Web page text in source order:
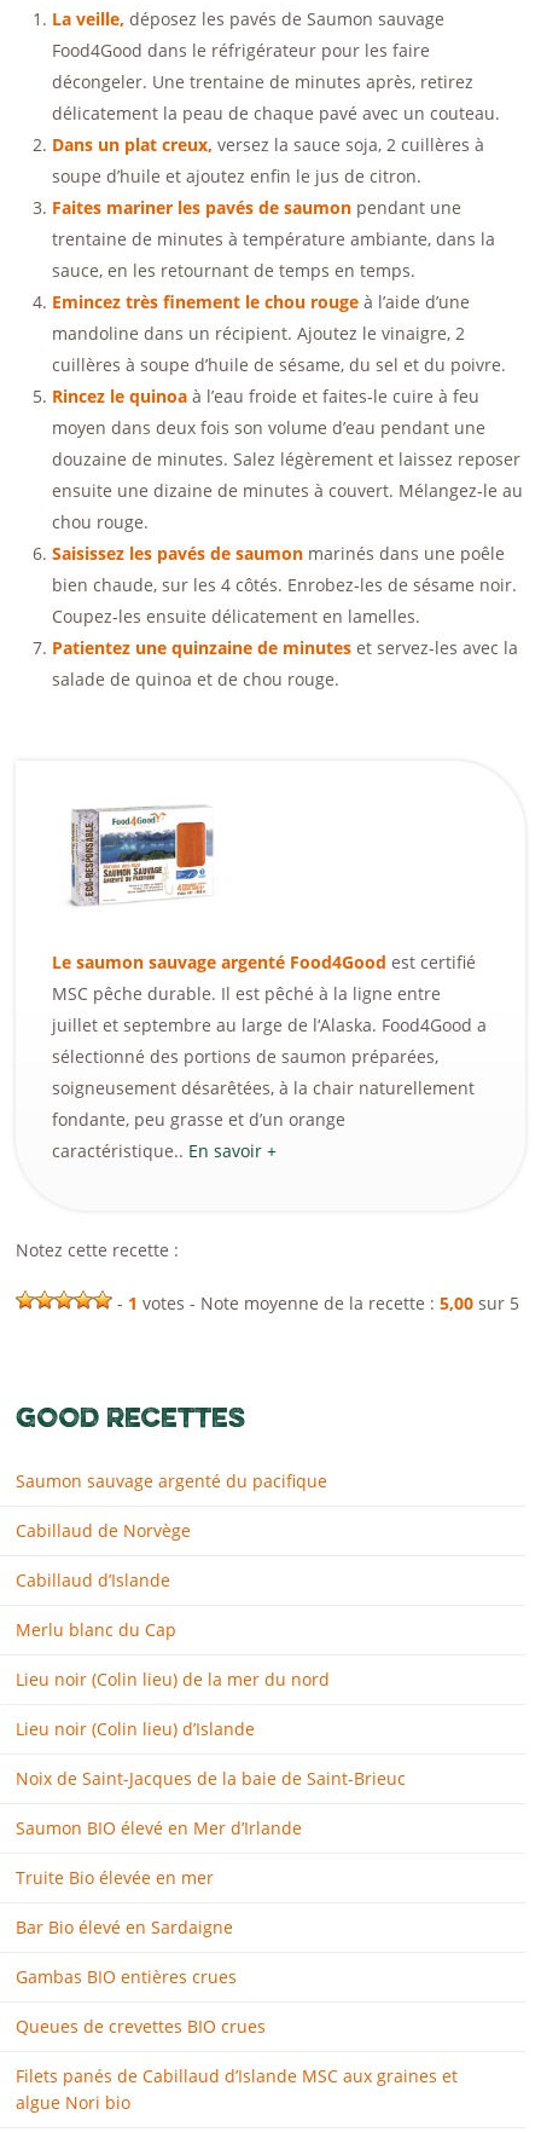
La veille,déposez les pavés de Saumon sauvage
Food4Good dans le réfrigérateur pour les faire
décongeler. Une trentaine de minutes après, retirez
délicatement la peau de chaque pavé avec un couteau.
Dans un plat creux, versez la sauce soja, 2 cuillères à
soupe d’huile et ajoutez enfin le jus de citron.
Faites mariner les pavés de saumon pendant une
trentaine de minutes à température ambiante, dans la
sauce, en les retournant de temps en temps.
Emincez très finement le chou rouge à l’aide d’une
mandoline dans un récipient. Ajoutez le vinaigre, 2
cuillères à soupe d’huile de sésame, du sel et du poivre.
Rincez le quinoaà l’eau froide et faites-le cuire à feu
moyen dans deux fois son volume d’eau pendant une
douzaine de minutes. Salez légèrement et laissez reposer
ensuite une dizaine de minutes à couvert. Mélangez-le au
chou rouge.
Saisissez les pavés de saumon marinés dans une poêle
bien chaude, sur les 4 côtés. Enrobez-les de sésame noir.
Coupez-les ensuite délicatement en lamelles.
Patientez une quinzaine de minutes et servez-les avec la
salade de quinoa et de chou rouge.
Le saumon sauvage argenté Food4Good est certifié
MSC pêche durable. Il est pêché à la ligne entre
juillet et septembre au large de l‘Alaska. Food4Good a
sélectionné des portions de saumon préparées,
soigneusement désarêtées, à la chair naturellement
fondante, peu grasse et d’un orange
caractéristique.. En savoir +
Notez cette recette :
- 1 votes - Note moyenne de la recette :5,00 sur 5
GOOD RECETTES
Saumon sauvage argenté du pacifique
Cabillaud de Norvège
Cabillaud d’Islande
Merlu blanc du Cap
Lieu noir (Colin lieu) de la mer du nord
Lieu noir (Colin lieu) d’Islande
Noix de Saint-Jacques de la baie de Saint-Brieuc
Saumon BIO élevé en Mer d’Irlande
Truite Bio élevée en mer
Bar Bio élevé en Sardaigne
Gambas BIO entières crues
Queues de crevettes BIO crues
Filets panés de Cabillaud d’Islande MSC aux graines et
algue Nori bio